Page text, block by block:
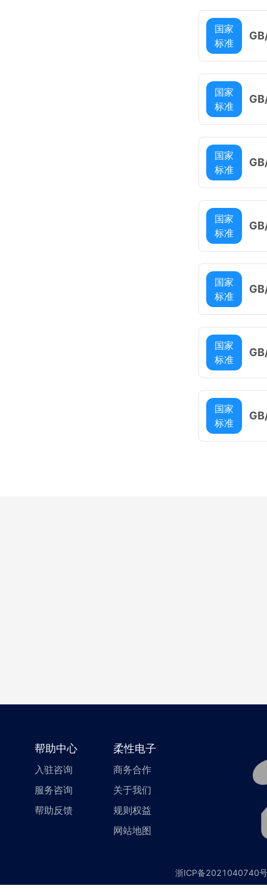
国家
标准
国家
标准
国家
标准
国家
标准
国家
标准
国家
标准
国家
标准
帮助中心
入驻咨询
服务咨询
帮助反馈
柔性电子
商务合作
关于我们
规则权益
网站地图
浙ICP备2021040740